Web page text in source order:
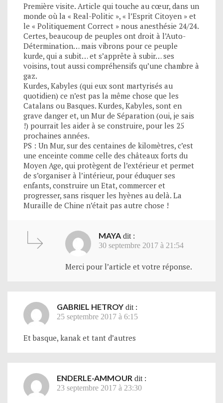
Première visite. Article qui touche au cœur, dans un
monde où la « Real-Politic », « l’Esprit Citoyen » et
le « Politiquement Correct » nous anesthésie 24/24.
Certes, beaucoup de peuples ont droit à l’Auto-
Détermination… mais vibrons pour ce peuple
kurde, qui a subit… et s’apprête à subir… ses
voisins, tout aussi compréhensifs qu’une chambre à
gaz.
Kurdes, Kabyles (qui eux sont martyrisés au
quotidien) ce n’est pas la même chose que les
Catalans ou Basques. Kurdes, Kabyles, sont en
grave danger et, un Mur de Séparation (oui, je sais
!) pourrait les aider à se construire, pour les 25
prochaines années.
PS : Un Mur, sur des centaines de kilomètres, c’est
une enceinte comme celle des châteaux forts du
Moyen Age, qui protègent de l’extérieur et permet
de s’organiser à l’intérieur, pour éduquer ses
enfants, construire un Etat, commercer et
progresser, sans risquer les hyènes au delà. La
Muraille de Chine n’était pas autre chose !
MAYA dit :
30 septembre 2017 à 21:54
Merci pour l’article et votre réponse.
GABRIEL HETROY dit :
25 septembre 2017 à 6:15
Et basque, kanak et tant d’autres
ENDERLE-AMMOUR dit :
23 septembre 2017 à 23:30